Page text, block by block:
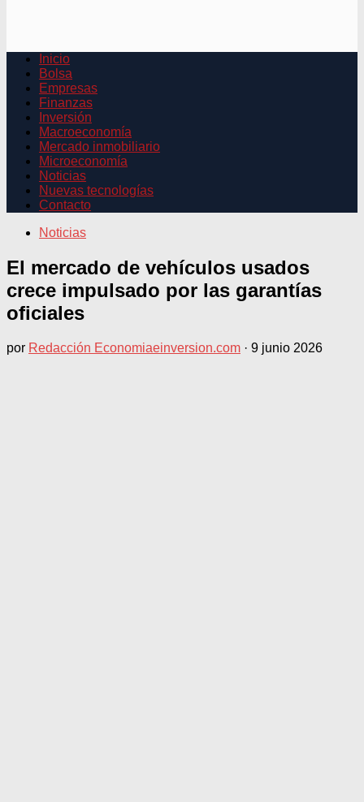
Inicio
Bolsa
Empresas
Finanzas
Inversión
Macroeconomía
Mercado inmobiliario
Microeconomía
Noticias
Nuevas tecnologías
Contacto
Noticias
El mercado de vehículos usados
crece impulsado por las garantías
oficiales
por Redacción Economiaeinversion.com · 9 junio 2026